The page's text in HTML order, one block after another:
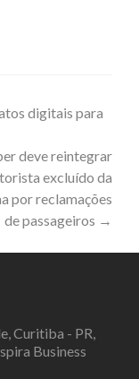
digitais para
deve reintegrar
excluído da
por reclamações
de passageiros →
Curitiba - PR,
Business